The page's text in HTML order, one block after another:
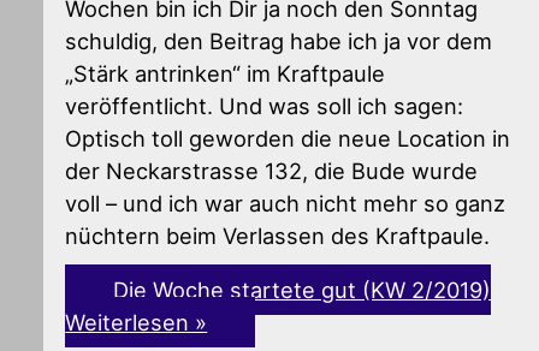
Wochen bin ich Dir ja noch den Sonntag
schuldig, den Beitrag habe ich ja vor dem
„Stärk antrinken“ im Kraftpaule
veröffentlicht. Und was soll ich sagen:
Optisch toll geworden die neue Location in
der Neckarstrasse 132, die Bude wurde
voll – und ich war auch nicht mehr so ganz
nüchtern beim Verlassen des Kraftpaule.
Die Woche startete gut (KW 2/2019)
Weiterlesen »